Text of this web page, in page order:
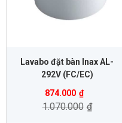
Lavabo đặt bàn Inax AL-
292V (FC/EC)
874.000 ₫
1.070.000 ₫